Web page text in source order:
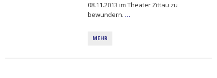
08.11.2013 im Theater Zittau zu
bewundern. …
MEHR